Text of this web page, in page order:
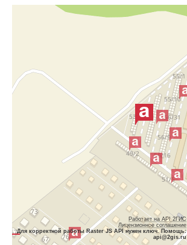
Работает на API 2ГИС
Лицензионное соглашение
Для корректной работы Raster JS API нужен ключ. Помощь:
api@2gis.ru